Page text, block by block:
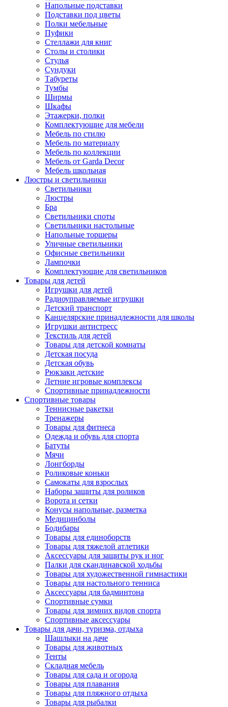
Напольные подставки
Подставки под цветы
Полки мебельные
Пуфики
Стеллажи для книг
Столы и столики
Стулья
Сундуки
Табуреты
Тумбы
Ширмы
Шкафы
Этажерки, полки
Комплектующие для мебели
Мебель по стилю
Мебель по материалу
Мебель по коллекции
Мебель от Garda Decor
Мебель школьная
Люстры и светильники
Светильники
Люстры
Бра
Светильники споты
Светильники настольные
Напольные торшеры
Уличные светильники
Офисные светильники
Лампочки
Комплектующие для светильников
Товары для детей
Игрушки для детей
Радиоуправляемые игрушки
Детский транспорт
Канцелярские принадлежности для школы
Игрушки антистресс
Текстиль для детей
Товары для детской комнаты
Детская посуда
Детская обувь
Рюкзаки детские
Летние игровые комплексы
Спортивные принадлежности
Спортивные товары
Теннисные ракетки
Тренажеры
Товары для фитнеса
Одежда и обувь для спорта
Батуты
Мячи
Лонгборды
Роликовые коньки
Самокаты для взрослых
Наборы защиты для роликов
Ворота и сетки
Конусы напольные, разметка
Медицинболы
Бодибары
Товары для единоборств
Товары для тяжелой атлетики
Аксессуары для защиты рук и ног
Палки для скандинавской ходьбы
Товары для художественной гимнастики
Товары для настольного тенниса
Аксессуары для бадминтона
Спортивные сумки
Товары для зимних видов спорта
Спортивные аксессуары
Товары для дачи, туризма, отдыха
Шашлыки на даче
Товары для животных
Тенты
Складная мебель
Товары для сада и огорода
Товары для плавания
Товары для пляжного отдыха
Товары для рыбалки